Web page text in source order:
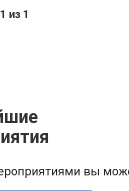
1 из 1
вы